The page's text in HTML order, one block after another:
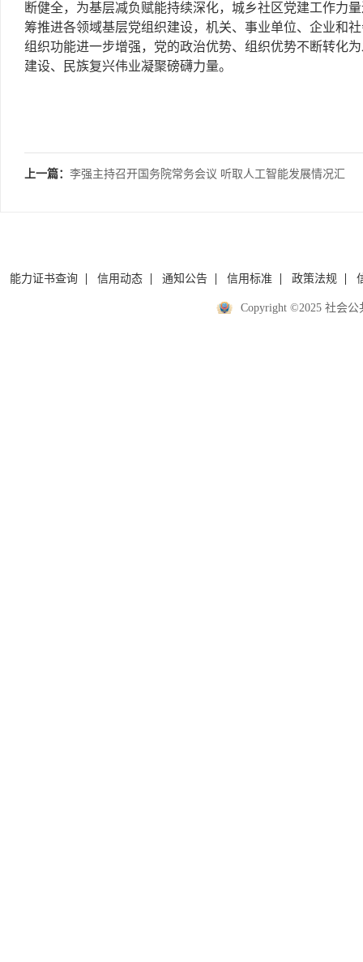
断健全，为基层减负赋能持续深化，城乡社区党建工作力
筹推进各领域基层党组织建设，机关、事业单位、企业和
组织功能进一步增强，党的政治优势、组织优势不断转化
建设、民族复兴伟业凝聚磅礴力量。
上一篇： 李强主持召开国务院常务会议 听取人工智能发展情况汇
能力证书查询 信用动态 通知公告 信用标准 政策法规
Copyright ©2025 社会